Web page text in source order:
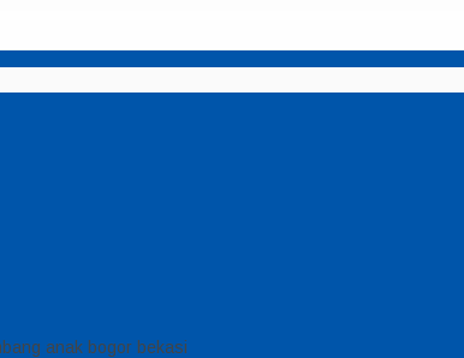
anak bogor bekasi